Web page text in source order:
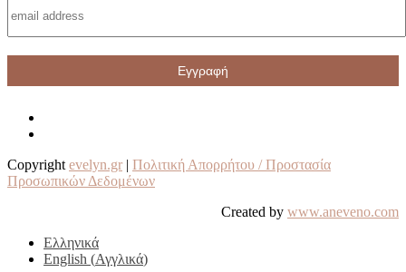
Copyright evelyn.gr | Πολιτική Απορρήτου / Προστασία
Προσωπικών Δεδομένων
Created by www.aneveno.com
Ελληνικά
English (Αγγλικά)